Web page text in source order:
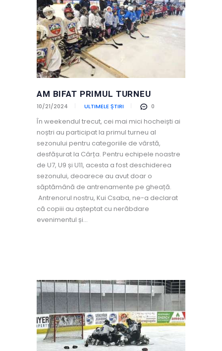
AM BIFAT PRIMUL TURNEU
10/21/2024 ULTIMELE ȘTIRI 0
În weekendul trecut, cei mai mici hocheiști ai
noștri au participat la primul turneu al
sezonului pentru categoriile de vârstă,
desfășurat la Cârța. Pentru echipele noastre
de U7, U9 și U11, acesta a fost deschiderea
sezonului, deoarece au avut doar o
săptămână de antrenamente pe gheață.
Antrenorul nostru, Kui Csaba, ne-a declarat
că copiii au așteptat cu nerăbdare
evenimentul și…